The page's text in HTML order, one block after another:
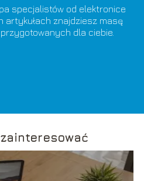
specjalistów od elektronice
artykułach znajdziesz masę
dla ciebie.